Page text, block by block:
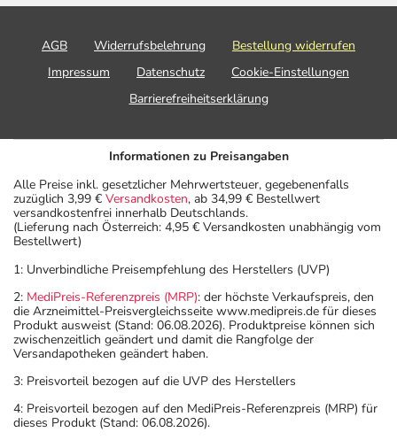
AGB Widerrufsbelehrung
Bestellung widerrufen
Impressum
Datenschutz
Cookie-Einstellungen
Barrierefreiheitserklärung
Informationen zu Preisangaben
Alle Preise inkl. gesetzlicher Mehrwertsteuer, gegebenenfalls
zuzüglich 3,99 € Versandkosten, ab 34,99 € Bestellwert
versandkostenfrei innerhalb Deutschlands.
(Lieferung nach Österreich: 4,95 € Versandkosten unabhängig vom
Bestellwert)
1: Unverbindliche Preisempfehlung des Herstellers (UVP)
2: MediPreis-Referenzpreis (MRP): der höchste Verkaufspreis, den
die Arzneimittel-Preisvergleichsseite www.medipreis.de für dieses
Produkt ausweist (Stand: 06.08.2026). Produktpreise können sich
zwischenzeitlich geändert und damit die Rangfolge der
Versandapotheken geändert haben.
3: Preisvorteil bezogen auf die UVP des Herstellers
4: Preisvorteil bezogen auf den MediPreis-Referenzpreis (MRP) für
dieses Produkt (Stand: 06.08.2026).